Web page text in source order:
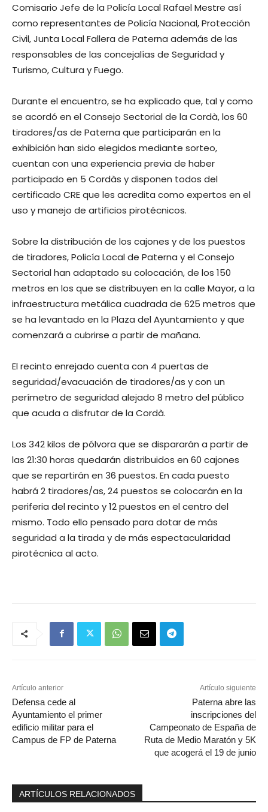
Comisario Jefe de la Policía Local Rafael Mestre así
como representantes de Policía Nacional, Protección
Civil, Junta Local Fallera de Paterna además de las
responsables de las concejalías de Seguridad y
Turismo, Cultura y Fuego.
Durante el encuentro, se ha explicado que, tal y como
se acordó en el Consejo Sectorial de la Cordà, los 60
tiradores/as de Paterna que participarán en la
exhibición han sido elegidos mediante sorteo,
cuentan con una experiencia previa de haber
participado en 5 Cordàs y disponen todos del
certificado CRE que les acredita como expertos en el
uso y manejo de artificios pirotécnicos.
Sobre la distribución de los cajones y de los puestos
de tiradores, Policía Local de Paterna y el Consejo
Sectorial han adaptado su colocación, de los 150
metros en los que se distribuyen en la calle Mayor, a la
infraestructura metálica cuadrada de 625 metros que
se ha levantado en la Plaza del Ayuntamiento y que
comenzará a cubrirse a partir de mañana.
El recinto enrejado cuenta con 4 puertas de
seguridad/evacuación de tiradores/as y con un
perímetro de seguridad alejado 8 metro del público
que acuda a disfrutar de la Cordà.
Los 342 kilos de pólvora que se dispararán a partir de
las 21:30 horas quedarán distribuidos en 60 cajones
que se repartirán en 36 puestos. En cada puesto
habrá 2 tiradores/as, 24 puestos se colocarán en la
periferia del recinto y 12 puestos en el centro del
mismo. Todo ello pensado para dotar de más
seguridad a la tirada y de más espectacularidad
pirotécnica al acto.
Artículo anterior
Defensa cede al
Ayuntamiento el primer
edificio militar para el
Campus de FP de Paterna
Artículo siguiente
Paterna abre las
inscripciones del
Campeonato de España de
Ruta de Medio Maratón y 5K
que acogerá el 19 de junio
ARTÍCULOS RELACIONADOS